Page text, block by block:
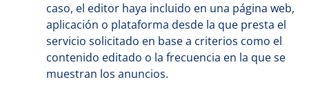
caso, el editor haya incluido en una página web,
aplicación o plataforma desde la que presta el
servicio solicitado en base a criterios como el
contenido editado o la frecuencia en la que se
muestran los anuncios.